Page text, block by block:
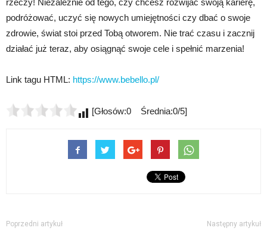
podróżować, uczyć się nowych umiejętności czy dbać o swoje
zdrowie, świat stoi przed Tobą otworem. Nie trać czasu i zacznij
działać już teraz, aby osiągnąć swoje cele i spełnić marzenia!
Link tagu HTML: https://www.bebello.pl/
[Głosów:0 Średnia:0/5]
Poprzedni artykuł Następny artykuł